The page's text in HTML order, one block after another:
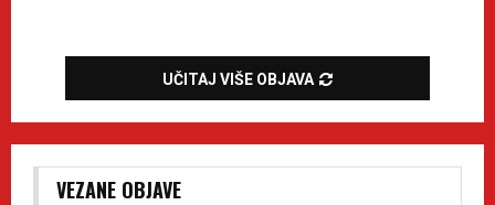
UČITAJ VIŠE OBJAVA
VEZANE OBJAVE